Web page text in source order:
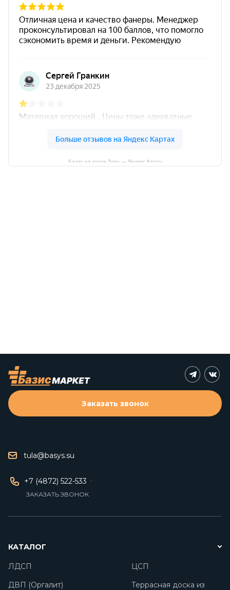
Базис на карте Тулы — Яндекс Карты
tula@basys.su
+7 (4872) 522-533
ЗАКАЗАТЬ ЗВОНОК
Заказать звонок
КАТАЛОГ
ЛДСП
ЦСП
ДВП (Оргалит)
Террасная доска из